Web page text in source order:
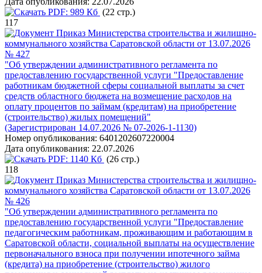
PDF: 989 Кб (22 стр.)
117
Приказ Министерства строительства и жилищно-
коммунального хозяйства Саратовской области от 13.07.2026
№ 427
"Об утверждении административного регламента по
предоставлению государственной услуги "Предоставление
работникам бюджетной сферы социальной выплаты за счет
средств областного бюджета на возмещение расходов на
оплату процентов по займам (кредитам) на приобретение
(строительство) жилых помещений"
(Зарегистрирован 14.07.2026 № 07-2026-1-1130)
Номер опубликования: 6401202607220004
Дата опубликования: 22.07.2026
PDF: 1140 Кб (26 стр.)
118
Приказ Министерства строительства и жилищно-
коммунального хозяйства Саратовской области от 13.07.2026
№ 426
"Об утверждении административного регламента по
предоставлению государственной услуги "Предоставление
педагогическим работникам, проживающим и работающим в
Саратовской области, социальной выплаты на осуществление
первоначального взноса при получении ипотечного займа
(кредита) на приобретение (строительство) жилого